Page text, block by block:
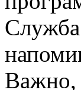
Важно,